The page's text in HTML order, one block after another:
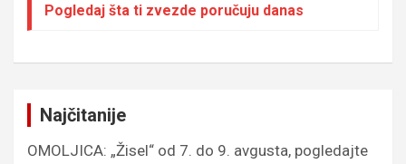
Pogledaj šta ti zvezde poručuju danas
Najčitanije
OMOLJICA: „Žisel“ od 7. do 9. avgusta, pogledajte